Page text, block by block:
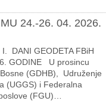
24.-26. 04. 2026.
DANI GEODETA FBiH
GODINE U prosincu
(GDHB), Udruženje
(UGGS) i Federalna
(FGU)…